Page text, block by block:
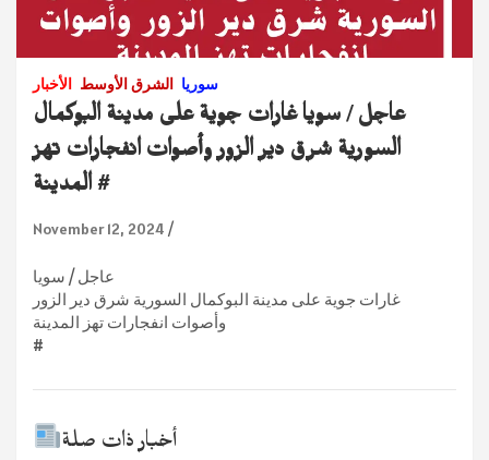
الأخبار الشرق الأوسط سوريا
عاجل / سويا غارات جوية على مدينة البوكمال
السورية شرق دير الزور وأصوات انفجارات تهز
المدينة #
November 12, 2024
عاجل / سويا
غارات جوية على مدينة البوكمال السورية شرق دير الزور
وأصوات انفجارات تهز المدينة
#
أخبار ذات صلة